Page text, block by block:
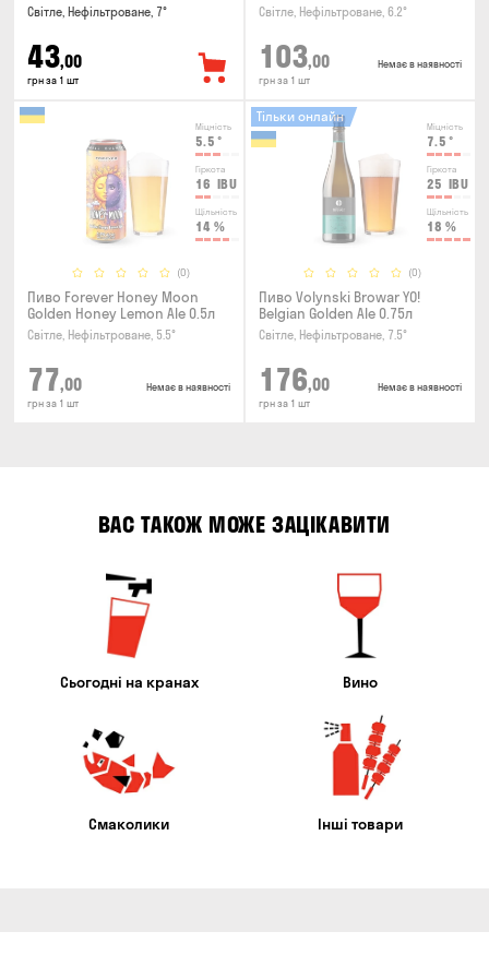
Світле, Нефільтроване, 7°
43,00
грн за 1 шт
Світле, Нефільтроване, 6.2°
103,00
грн за 1 шт
Немає в наявності
Міцність
5.5 °
Гіркота
16 IBU
Щільність
14 %
(0)
Пиво Forever Honey Moon
Golden Honey Lemon Ale 0.5л
Світле, Нефільтроване, 5.5°
77,00
грн за 1 шт
Немає в наявності
Міцність
7.5 °
Гіркота
25 IBU
Щільність
18 %
(0)
Тільки онлайн
Пиво Volynski Browar YO!
Belgian Golden Ale 0.75л
Світле, Нефільтроване, 7.5°
176,00
грн за 1 шт
Немає в наявності
ВАС ТАКОЖ МОЖЕ ЗАЦІКАВИТИ
Сьогодні на кранах Вино
Смаколики Інші товари